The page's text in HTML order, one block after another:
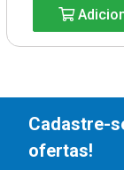
Cadastre-
ofertas!